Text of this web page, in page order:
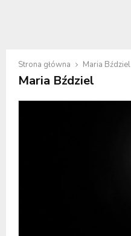
Strona główna Maria Bździel
Maria Bździel